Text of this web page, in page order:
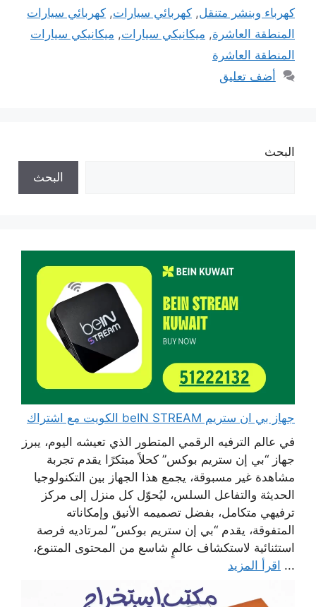
كهرباء وبنشر متنقل, كهربائي سيارات, كهربائي سيارات
المنطقة العاشرة, ميكانيكي سيارات, ميكانيكي سيارات
المنطقة العاشرة
أضف تعليق
البحث
البحث
جهاز بي ان ستريم beIN STREAM الكويت مع اشتراك
في عالم الترفيه الرقمي المتطور الذي تعيشه اليوم، يبرز
جهاز “بي إن ستريم بوكس” كحلاً مبتكرًا يقدم تجربة
مشاهدة غير مسبوقة، يجمع هذا الجهاز بين التكنولوجيا
الحديثة والتفاعل السلس، ليُحوّل كل منزل إلى مركز
ترفيهي متكامل، بفضل تصميمه الأنيق وإمكاناته
المتفوقة، يقدم “بي إن ستريم بوكس” لمرتاديه فرصة
استثنائية لاستكشاف عالمٍ شاسع من المحتوى المتنوع،
... اقرأ المزيد